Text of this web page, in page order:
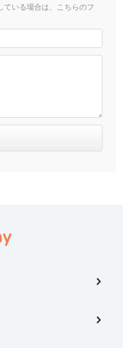
ている場合は、こちらのフ